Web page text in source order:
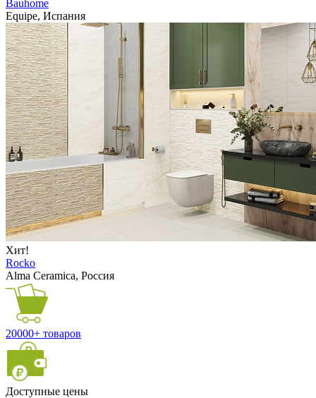
Bauhome
Equipe, Испания
Хит!
Rocko
Alma Ceramica, Россия
20000+ товаров
Доступные цены